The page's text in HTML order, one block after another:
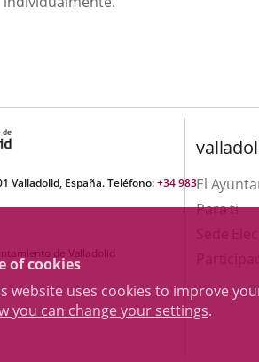
of cookies
website uses cookies to improve
you can change your settings.
Valladolid, España. Teléfono:+34 983
de Valladolid
El
Para ti